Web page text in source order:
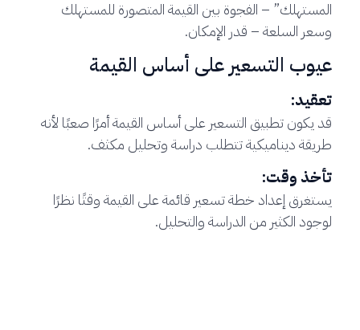
المستهلك” – الفجوة بين القيمة المتصورة للمستهلك
وسعر السلعة – قدر الإمكان.
عيوب التسعير على أساس القيمة
تعقيد:
قد يكون تطبيق التسعير على أساس القيمة أمرًا صعبًا لأنه
طريقة ديناميكية تتطلب دراسة وتحليل مكثف.
تأخذ وقت:
يستغرق إعداد خطة تسعير قائمة على القيمة وقتًا نظرًا
لوجود الكثير من الدراسة والتحليل.